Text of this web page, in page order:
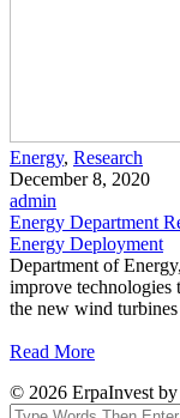
Energy, Research
December 8, 2020
admin
Energy Department
Energy Deployment
Department of
improve technologies
the new wind turbines
Read More
© 2026 ErpaInvest by